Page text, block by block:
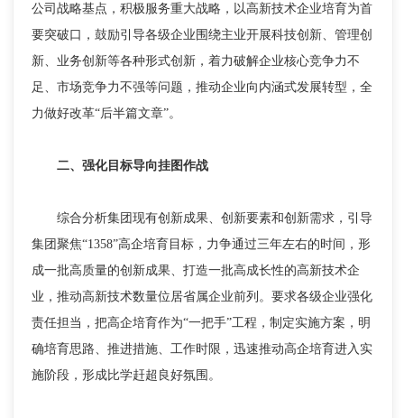
公司战略基点，积极服务重大战略，以高新技术企业培育为首
要突破口，鼓励引导各级企业围绕主业开展科技创新、管理创
新、业务创新等各种形式创新，着力破解企业核心竞争力不
足、市场竞争力不强等问题，推动企业向内涵式发展转型，全
力做好改革“后半篇文章”。
二、强化目标导向挂图作战
综合分析集团现有创新成果、创新要素和创新需求，引导
集团聚焦“1358”高企培育目标，力争通过三年左右的时间，形
成一批高质量的创新成果、打造一批高成长性的高新技术企
业，推动高新技术数量位居省属企业前列。要求各级企业强化
责任担当，把高企培育作为“一把手”工程，制定实施方案，明
确培育思路、推进措施、工作时限，迅速推动高企培育进入实
施阶段，形成比学赶超良好氛围。